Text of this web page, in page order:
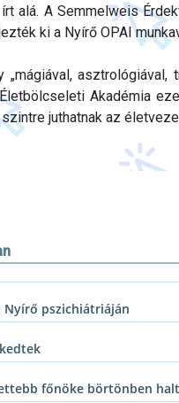
alá. A Semmelweis
ki a Nyírő OPAI
Akadémia
juthatnak az
Nyírő pszichiátriáján
főnöke börtönben